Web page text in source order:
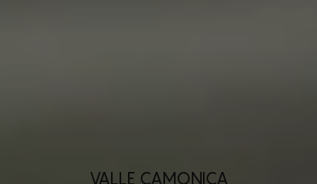
VALLE CAMONICA